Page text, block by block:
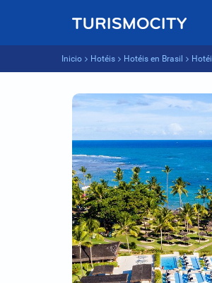
Inicio Hotéis Hotéis en Brasil